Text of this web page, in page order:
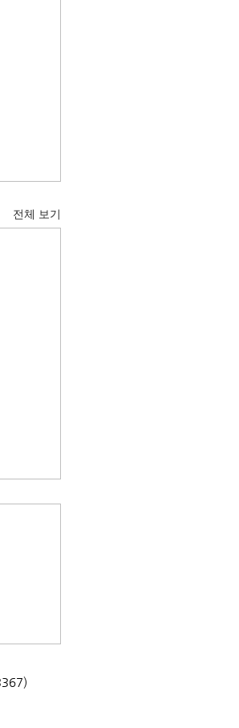
전체 보기